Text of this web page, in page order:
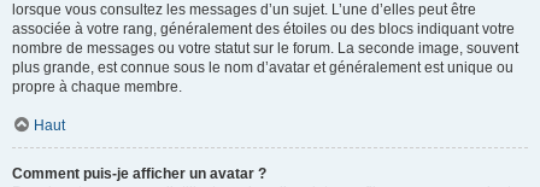
lorsque vous consultez les messages d’un sujet. L’une d’elles peut être
associée à votre rang, généralement des étoiles ou des blocs indiquant votre
nombre de messages ou votre statut sur le forum. La seconde image, souvent
plus grande, est connue sous le nom d’avatar et généralement est unique ou
propre à chaque membre.
Haut
Comment puis-je afficher un avatar ?